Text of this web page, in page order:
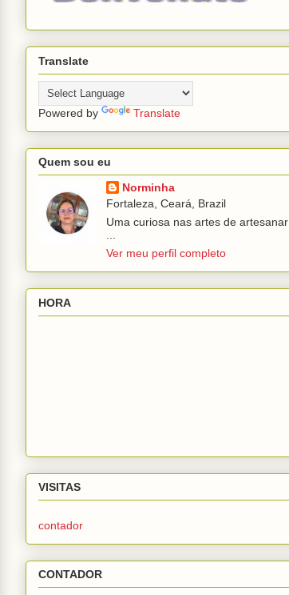
Translate
Powered by Translate
Quem sou eu
Norminha
Fortaleza, Ceará, Brazil
Uma curiosa nas artes de artesanar
Ver meu perfil completo
HORA
VISITAS
contador
CONTADOR